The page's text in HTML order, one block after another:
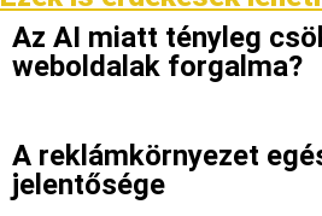
Az AI miatt tényleg
weboldalak forgalma?
A reklámkörnyezet
jelentősége